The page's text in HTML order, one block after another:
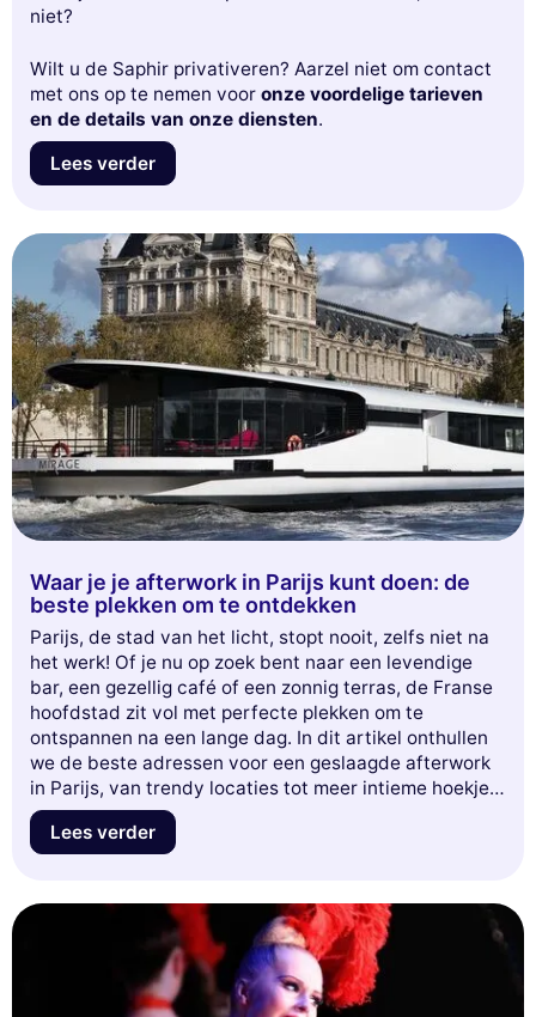
niet?
Wilt u de Saphir privativeren? Aarzel niet om contact
met ons op te nemen voor onze voordelige tarieven
en de details van onze diensten.
Lees verder
Waar je je afterwork in Parijs kunt doen: de
beste plekken om te ontdekken
Parijs, de stad van het licht, stopt nooit, zelfs niet na
het werk! Of je nu op zoek bent naar een levendige
bar, een gezellig café of een zonnig terras, de Franse
hoofdstad zit vol met perfecte plekken om te
ontspannen na een lange dag. In dit artikel onthullen
we de beste adressen voor een geslaagde afterwork
in Parijs, van trendy locaties tot meer intieme hoekjes,
en originele opties. Maak je klaar om verschillende
sferen en heerlijke cocktails te ontdekken die je
Lees verder